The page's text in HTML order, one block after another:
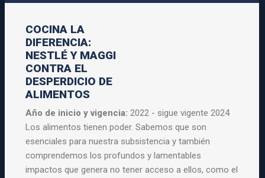
COCINA LA
DIFERENCIA:
NESTLÉ Y MAGGI
CONTRA EL
DESPERDICIO DE
ALIMENTOS
Año de inicio y vigencia:2022 - sigue vigente 2024
Los alimentos tienen poder. Sabemos que son
esenciales para nuestra subsistencia y también
comprendemos los profundos y lamentables
impactos que genera no tener acceso a ellos, como el